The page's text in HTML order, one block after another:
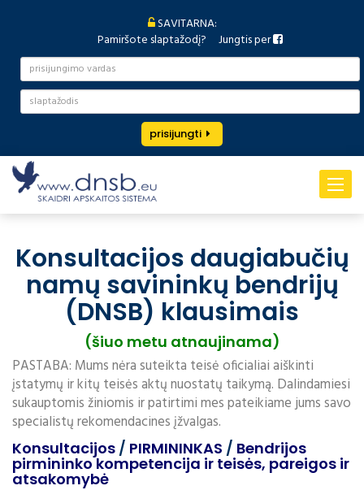
SAVITARNA:
Pamiršote slaptažodį?
Jungtis per
prisijungti
Toggle
Konsultacijos daugiabučių
namų savininkų bendrijų
(DNSB) klausimais
(šiuo metu atnaujinama)
PASTABA: Mums nėra suteikta teisė oficialiai aiškinti
įstatymų ir kitų teisės aktų nuostatų taikymą. Dalindamiesi
sukauptomis žiniomis ir patirtimi mes pateikiame jums savo
specialistų rekomendacines įžvalgas.
Konsultacijos / PIRMININKAS / Bendrijos
pirmininko kompetencija ir teisės, pareigos ir
atsakomybė